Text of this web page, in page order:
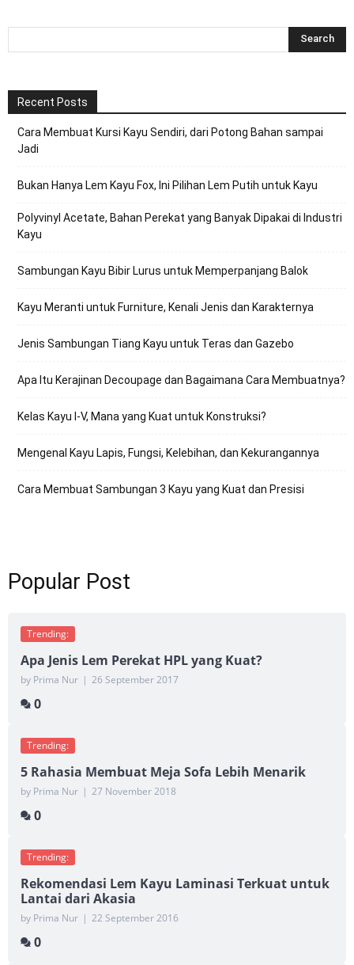
Recent Posts
Cara Membuat Kursi Kayu Sendiri, dari Potong Bahan sampai
Jadi
Bukan Hanya Lem Kayu Fox, Ini Pilihan Lem Putih untuk Kayu
Polyvinyl Acetate, Bahan Perekat yang Banyak Dipakai di Industri
Kayu
Sambungan Kayu Bibir Lurus untuk Memperpanjang Balok
Kayu Meranti untuk Furniture, Kenali Jenis dan Karakternya
Jenis Sambungan Tiang Kayu untuk Teras dan Gazebo
Apa Itu Kerajinan Decoupage dan Bagaimana Cara Membuatnya?
Kelas Kayu I-V, Mana yang Kuat untuk Konstruksi?
Mengenal Kayu Lapis, Fungsi, Kelebihan, dan Kekurangannya
Cara Membuat Sambungan 3 Kayu yang Kuat dan Presisi
Popular Post
Trending:
Apa Jenis Lem Perekat HPL yang Kuat?
by Prima Nur | 26 September 2017
0
Trending:
5 Rahasia Membuat Meja Sofa Lebih Menarik
by Prima Nur | 27 November 2018
0
Trending:
Rekomendasi Lem Kayu Laminasi Terkuat untuk
Lantai dari Akasia
by Prima Nur | 22 September 2016
0